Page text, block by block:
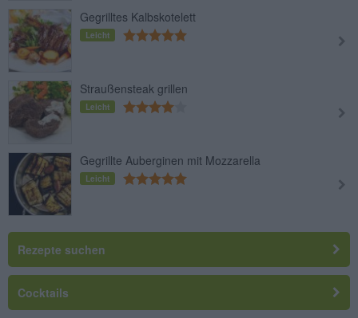
Gegrilltes Kalbskotelett
Leicht
Straußensteak grillen
Leicht
Gegrillte Auberginen mit Mozzarella
Leicht
Rezepte suchen
Cocktails